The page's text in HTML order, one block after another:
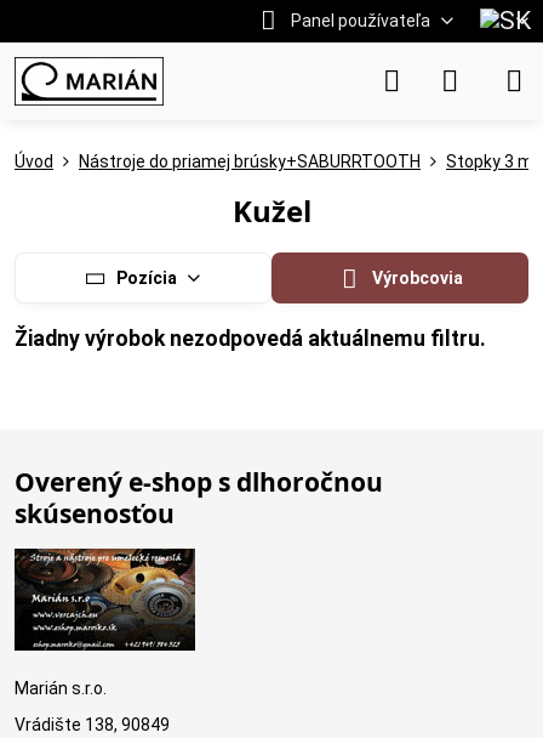
Panel používateľa
Úvod Nástroje do priamej brúsky+SABURRTOOTH Stopky 3
Kužel
Pozícia Výrobcovia
Overený e-shop s dlhoročnou
skúsenosťou
Marián s.r.o.
Vrádište 138, 90849